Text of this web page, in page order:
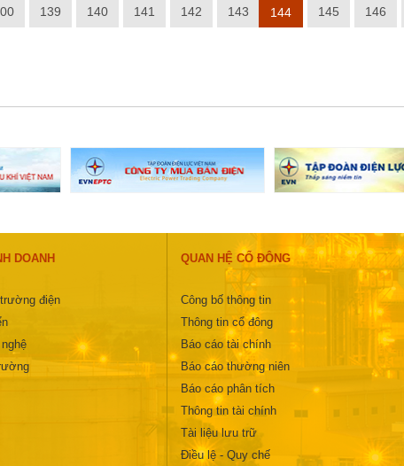
139 140 141 142 143 144 145 146
DOANH
điện
QUAN HỆ CỔ ĐÔNG
Công bố thông tin
Thông tin cổ đông
Báo cáo tài chính
Báo cáo thường niên
Báo cáo phân tích
Thông tin tài chính
Tài liệu lưu trữ
Điều lệ - Quy chế